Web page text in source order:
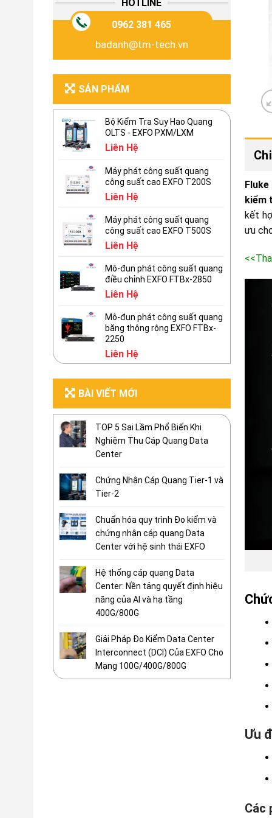
kiểm
kết
ưu
Ưu
Các
HOTLINE
0962 381 465
badanh@tm-tech.vn
SẢN PHẨM
Bộ Kiểm Tra Suy Hao Quang
OLTS - EXFO PXM/LXM
Liên Hệ
Máy phát công suất quang
công suất cao EXFO T200S
Liên Hệ
Máy phát công suất quang
công suất cao EXFO T500S
Liên Hệ
Mô-đun phát công suất quang
điều chỉnh EXFO FTBx-2850
Liên Hệ
Mô-đun phát công suất quang
băng thông rộng EXFO FTBx-
2250
Liên Hệ
BÀI VIẾT MỚI
TOP 5 Sai Lầm Phổ Biến Khi
Nghiệm Thu Cáp Quang Data
Center
Chứng Nhận Cáp Quang Tier-1 và
Tier-2
Chuẩn hóa quy trình Đo kiểm và
chứng nhận cáp quang Data
Center với hệ sinh thái EXFO
Hệ thống cáp quang Data
Center: Nền tảng quyết định hiệu
năng của AI và hạ tầng
400G/800G
Giải Pháp Đo Kiểm Data Center
Interconnect (DCI) Của EXFO Cho
Mạng 100G/400G/800G